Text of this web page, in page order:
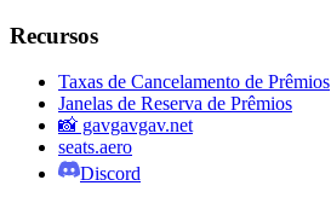
Recursos
Taxas de Cancelamento de Prêmios
Janelas de Reserva de Prêmios
📸 gavgavgav.net
seats.aero
Discord